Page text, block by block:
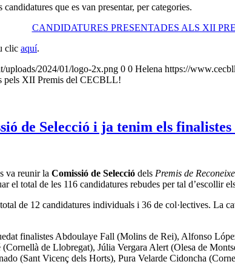
que es van presentar, per categories.
CANDIDATURES PRESENTADES ALS XII
clic aquí.
uploads/2024/01/logo-2x.png 0 0 Helena https://
pels XII Premis del CECBLL!
de Selecció i ja tenim els finalistes
va reunir la Comissió de Selecció dels Premis de
el total de les 116 candidatures rebudes per tal d’escollir
de 12 candidatures individuals i 36 de col·lectives. La
finalistes Abdoulaye Fall (Molins de Rei), Alfonso
de Llobregat), Júlia Vergara Alert (Olesa de
(Sant Vicenç dels Horts), Pura Velarde Cidoncha